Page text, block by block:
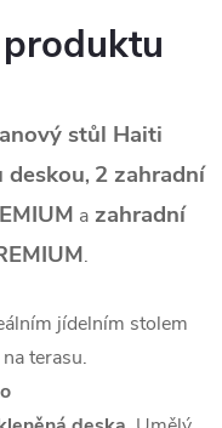
stůl Haiti
deskou, 2 zahradní
a zahradní
.
jídelním stolem
terasu.